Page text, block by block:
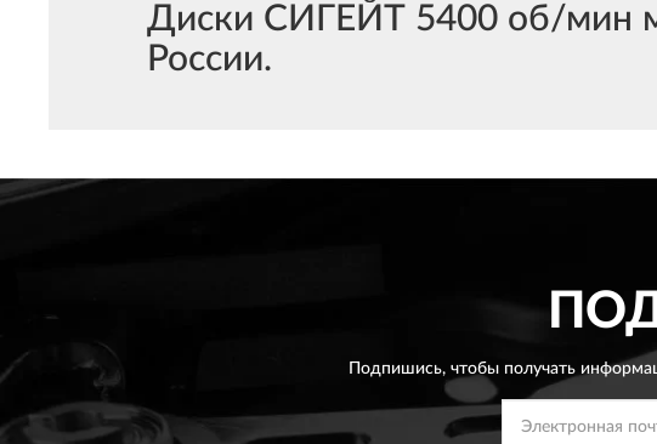
Диски СИГЕЙТ 5400 об/мин
России.
Подпишись, чтобы получать